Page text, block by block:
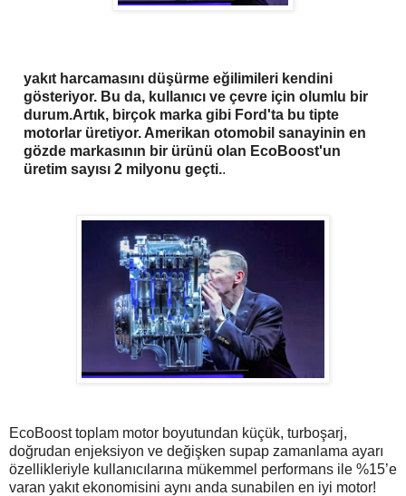
yakıt harcamasını düşürme eğilimileri kendini
gösteriyor. Bu da, kullanıcı ve çevre için olumlu bir
durum.Artık, birçok marka gibi Ford'ta bu tipte
motorlar üretiyor. Amerikan otomobil sanayinin en
gözde markasının bir ürünü olan EcoBoost'un
üretim sayısı 2 milyonu geçti..
EcoBoost toplam motor boyutundan küçük, turboşarj,
doğrudan enjeksiyon ve değişken supap zamanlama ayarı
özellikleriyle kullanıcılarına mükemmel performans ile %15’e
varan yakıt ekonomisini aynı anda sunabilen en iyi motor!